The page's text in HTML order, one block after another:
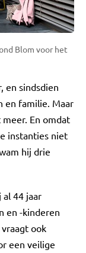
Blom voor het
en sindsdien
en familie. Maar
En omdat
instanties niet
hij drie
al 44 jaar
en -kinderen
ook
een veilige